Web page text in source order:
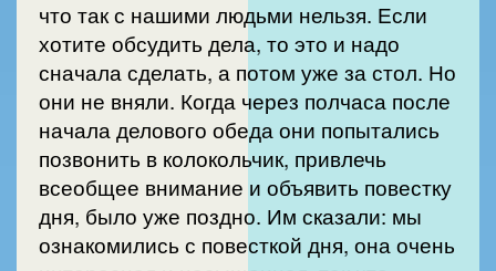
что так с нашими людьми нельзя. Если
хотите обсудить дела, то это и надо
сначала сделать, а потом уже за стол. Но
они не вняли. Когда через полчаса после
начала делового обеда они попытались
позвонить в колокольчик, привлечь
всеобщее внимание и объявить повестку
дня, было уже поздно. Им сказали: мы
ознакомились с повесткой дня, она очень